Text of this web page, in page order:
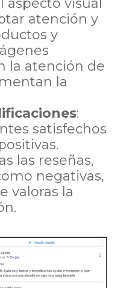
visual
atención y
y
la atención de
la
:
satisfechos
las reseñas,
negativas,
valoras la